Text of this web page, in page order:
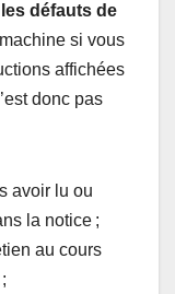
les défauts de
si vous
affichées
donc pas
avoir lu ou
la notice ;
au cours